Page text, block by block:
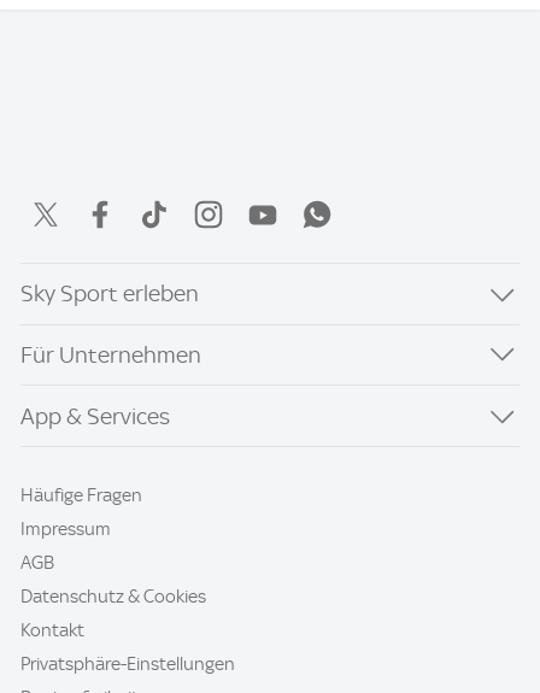
Sky Sport erleben
Für Unternehmen
App & Services
Häufige Fragen
Impressum
AGB
Datenschutz & Cookies
Kontakt
Privatsphäre-Einstellungen